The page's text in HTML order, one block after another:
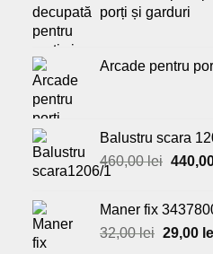
porți și garduri
Arcade pentru
Balustru scara
460,00lei Prețul
fost:
460,00
Maner fix
32,00lei Prețul
29,00